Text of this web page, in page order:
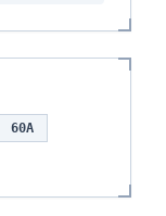
60A